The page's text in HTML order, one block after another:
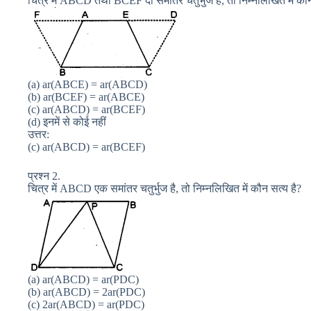
(a) ar(ABCE) = ar(ABCD)
(b) ar(BCEF) = ar(ABCE)
(c) ar(ABCD) = ar(BCEF)
(d) इनमें से कोई नहीं
उत्तर:
(c) ar(ABCD) = ar(BCEF)
प्रश्न 2.
चित्र में ABCD एक समांतर चतुर्भुज है, तो निम्नलिखित में कौन सत्य है?
(a) ar(ABCD) = ar(PDC)
(b) ar(ABCD) = 2ar(PDC)
(c) 2ar(ABCD) = ar(PDC)